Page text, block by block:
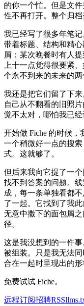
的你一个忙。但是文
性不再打开。整个归档
我已经写了很多年笔
带着标题、结构和精
屑：某次晚餐时有人
上十一点觉得很要紧
个永不到来的未来的两
我还是把它们留了下
自己从不翻看的旧照
觉不太对，哪怕我已
开始做 Fiche 的时候
一个稍微好一点的搜
式。这就够了。
但后来我向它提了一
找不到答案的问题。
成，每一条单独看都
了一起。它找到了我
无意中撒下的面包屑
径。
这是我没想到的一件
被组装。只是我无法
合在一起时呈现出的形
免费试试 Fiche。
远程订阅招聘RSS